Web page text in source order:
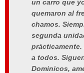
un carro que
quemaron al
chamos.
segunda
a todos.
Dominicos,